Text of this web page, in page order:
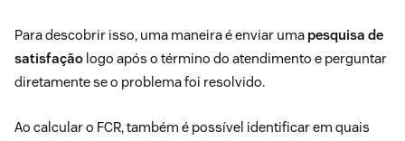
Para descobrir isso, uma maneira é enviar uma pesquisa de
satisfação logo após o término do atendimento e perguntar
diretamente se o problema foi resolvido.
Ao calcular o FCR, também é possível identificar em quais